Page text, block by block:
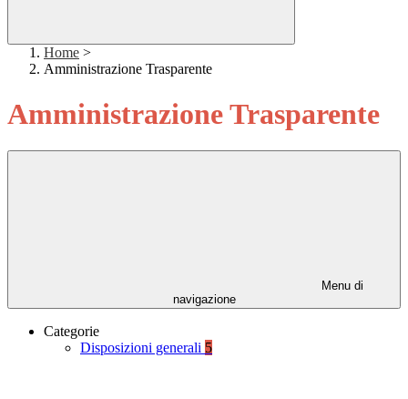
Home >
Amministrazione Trasparente
Amministrazione Trasparente
Menu di
navigazione
Categorie
Disposizioni generali 5